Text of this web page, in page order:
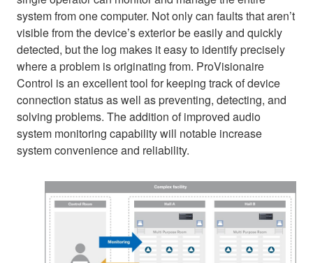
system from one computer. Not only can faults that aren’t
visible from the device’s exterior be easily and quickly
detected, but the log makes it easy to identify precisely
where a problem is originating from. ProVisionaire
Control is an excellent tool for keeping track of device
connection status as well as preventing, detecting, and
solving problems. The addition of improved audio
system monitoring capability will notable increase
system convenience and reliability.